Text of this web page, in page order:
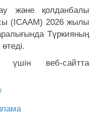
және қолданбалы
(ICAAM) 2026 жылы
Түркияның
үшін веб-сайтта